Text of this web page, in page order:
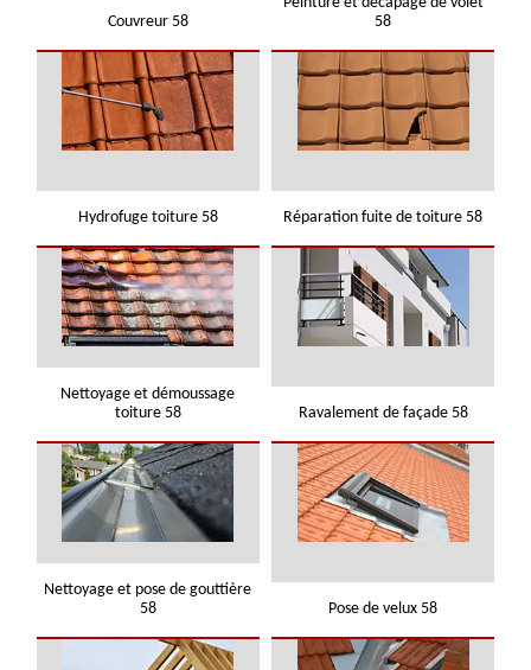
Couvreur 58
58
Hydrofuge toiture 58 Réparation fuite de toiture 58
Nettoyage et démoussage
toiture 58
Ravalement de façade 58
Nettoyage et pose de gouttière
58
Pose de velux 58